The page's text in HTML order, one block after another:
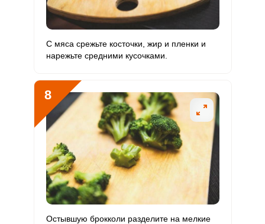
С мяса срежьте косточки, жир и пленки и
нарежьте средними кусочками.
8
Остывшую брокколи разделите на мелкие